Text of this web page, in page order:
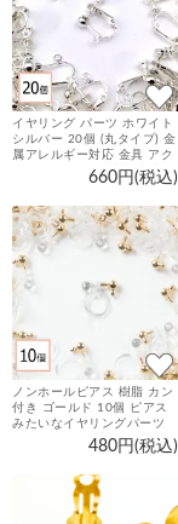
イヤリング パーツ ホワイト
シルバー 20個 (丸タイプ) 金
属アレルギー対応 金具 アク
セサリーパーツ 材料 素材
660円(税込)
ノンホールピアス 樹脂 カン
付き ゴールド 10個 ピアス
みたいなイヤリングパーツ
ハンドメイド 材料 アクセサ
480円(税込)